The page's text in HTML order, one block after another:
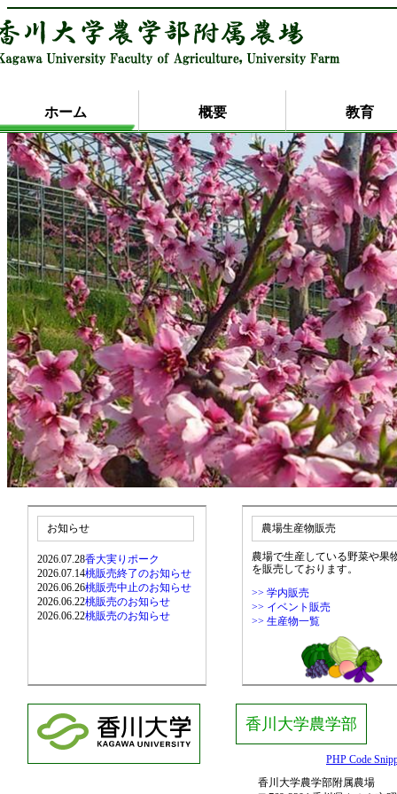
ホーム 概要 教育
お知らせ
2026.07.28香大実りポーク
2026.07.14桃販売終了のお知らせ
2026.06.26桃販売中止のお知らせ
2026.06.22桃販売のお知らせ
2026.06.22桃販売のお知らせ
農場生産物販売
農場で生産している野菜や果
を販売しております。
>> 学内販売
>> イベント販売
>> 生産物一覧
香川大学農学部
香川大学農学部附属農場
PHP Code